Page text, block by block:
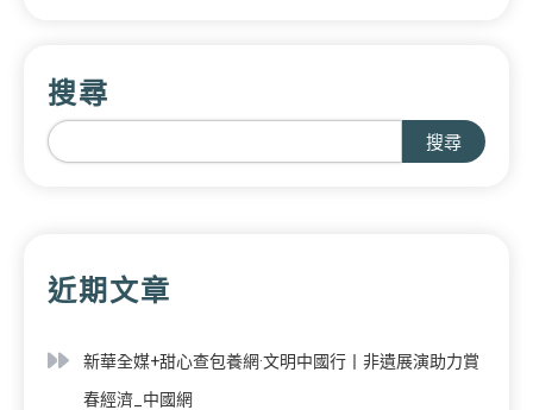
搜尋
搜尋
近期文章
新華全媒+甜心查包養網·文明中國行丨非遺展演助力賞
春經濟_中國網